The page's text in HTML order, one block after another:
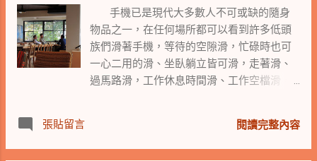
不斷的成長與自我定位的改變下，除了產品
與公司內部的組織架構，都有別於過往。 在
成長期的公司，本就不斷的尋求最佳與最適
的生路，老員工面對公司的改變，在心態與
心情上，難免會產生某種程度的不適應之
待或對抗公司的轉變，只有自尋死路。 因為
手機已是現代大多數人不可或缺的隨身
物品之一，在任何場所都可以看到許多低頭
族們滑著手機，等待的空隙滑，忙碌時也可
一心二用的滑、坐臥躺立皆可滑，走著滑、
過馬路滑，工作休息時間滑、工作空檔滑，
一則因為在面試過程中滑手機而喪失機會的
職場故事，阿姐想或許可以當作職場人在工
張貼留言 閱讀完整內容